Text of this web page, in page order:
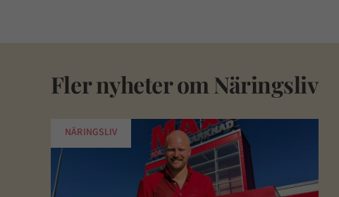
Fler nyheter om Näringsliv
NÄRINGSLIV